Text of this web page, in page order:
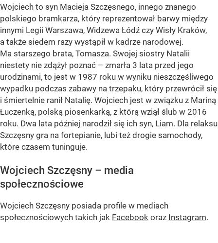
Wojciech to syn Macieja Szczęsnego, innego znanego
polskiego bramkarza, który reprezentował barwy między
innymi Legii Warszawa, Widzewa Łódź czy Wisły Kraków,
a także siedem razy wystąpił w kadrze narodowej.
Ma starszego brata, Tomasza. Swojej siostry Natalii
niestety nie zdążył poznać – zmarła 3 lata przed jego
urodzinami, to jest w 1987 roku w wyniku nieszczęśliwego
wypadku podczas zabawy na trzepaku, który przewrócił się
i śmiertelnie ranił Natalię. Wojciech jest w związku z Mariną
Łuczenką, polską piosenkarką, z którą wziął ślub w 2016
roku. Dwa lata później narodził się ich syn, Liam. Dla relaksu
Szczęsny gra na fortepianie, lubi też drogie samochody,
które czasem tuninguje.
Wojciech Szczęsny – media
społecznościowe
Wojciech Szczęsny posiada profile w mediach
społecznościowych takich jak Facebook oraz Instagram.